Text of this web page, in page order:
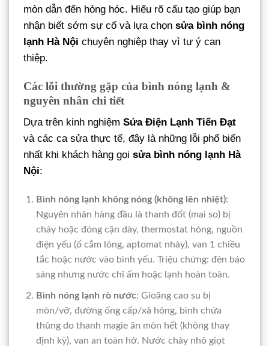
mòn dẫn đến hỏng hóc. Hiểu rõ cấu tạo giúp bạn
nhận biết sớm sự cố và lựa chọn sửa bình nóng
lạnh Hà Nội chuyên nghiệp thay vì tự ý can
thiệp.
Các lỗi thường gặp của bình nóng lạnh &
nguyên nhân chi tiết
Dựa trên kinh nghiệm Sửa Điện Lạnh Tiến Đạt
và các ca sửa thực tế, đây là những lỗi phổ biến
nhất khi khách hàng gọi sửa bình nóng lạnh Hà
Nội:
Bình nóng lạnh không nóng (không lên nhiệt):
Nguyên nhân hàng đầu là thanh đốt (mai so) bị
cháy hoặc đóng cặn dày, thermostat hỏng, nguồn
điện yếu (ổ cắm lỏng, aptomat nhảy), van 1 chiều
tắc hoặc nước vào bình yếu. Triệu chứng: đèn báo
sáng nhưng nước chỉ ấm hoặc lạnh hoàn toàn.
Bình nóng lạnh rò nước: Gioăng cao su bị
mòn/vỡ, đường ống cấp/xả hỏng, bình chứa
thủng do thanh magie ăn mòn hết (không thay
định kỳ), van an toàn hở. Nước chảy nhỏ giọt